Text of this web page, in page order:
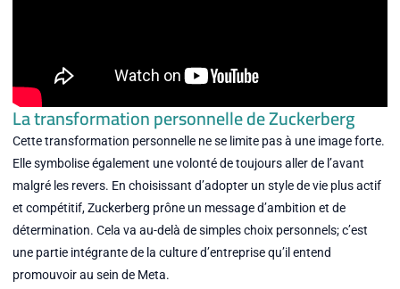
La transformation personnelle de Zuckerberg
Cette transformation personnelle ne se limite pas à une image forte.
Elle symbolise également une volonté de toujours aller de l’avant
malgré les revers. En choisissant d’adopter un style de vie plus actif
et compétitif, Zuckerberg prône un message d’ambition et de
détermination. Cela va au-delà de simples choix personnels; c’est
une partie intégrante de la culture d’entreprise qu’il entend
promouvoir au sein de Meta.